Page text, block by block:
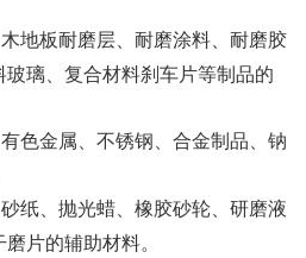
地板耐磨层、耐磨涂料、耐磨胶
璃、复合材料刹车片等制品的
色金属、不锈钢、合金制品、钠
纸、抛光蜡、橡胶砂轮、研磨液
片的辅助材料。